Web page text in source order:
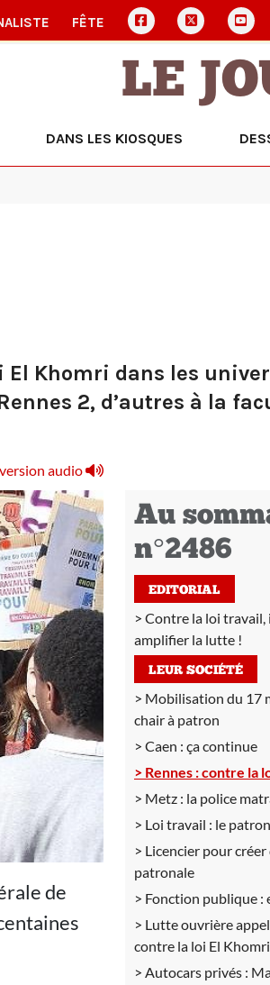
FÊTE
LE
DANS LES KIOSQUES
Khomri dans les
2, d’autres à la
audio
de
Au
n°2486
EDITORIAL
Contre la loi
amplifier la lutte !
LEUR SOCIÉTÉ
Mobilisation du 17
chair à patron
Caen : ça continue
Rennes :contre la
Metz : la police
Loi travail : le
Licencier pour créer
patronale
Fonction publique :
Lutte ouvrière
contre la loi El Khomri
Autocars privés :